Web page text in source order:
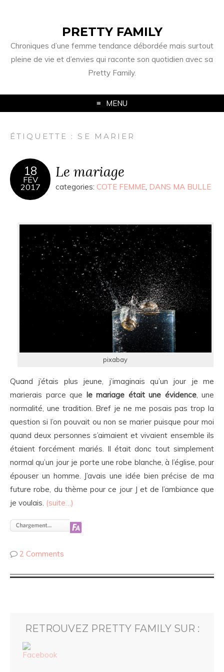
PRETTY FAMILY
Chroniques d’une femme tendance débordée mais surtout
pleine de vie et d’envies qui raconte son quotidien avec sa
Pretty Family.
MENU
ÉTIQUETTE : SE MARIER
18
FÉV
2017
Le mariage
categories: COTE FEMME, DANS MA BULLE
pixabay
Quand j’étais plus jeune, j’imaginais qu’un jour je me
marierais parce que le mariage était une évidence, une
normalité, une tradition. Bref je ne me posais pas trop la
question si l’on pouvait ou non se marier puisque pour moi
quand deux personnes s’aimaient et vivaient ensemble ils
étaient forcément mariés. Il était donc tout simplement
normal qu’un jour je porte une robe blanche, à l’église, pour
épouser un homme. J’avais une idée bien précise de ma
future robe, du thème pour ce jour J et de l’ambiance que
je voulais. (suite…)
2 Comments
RETROUVEZ PRETTY FAMILY SUR :